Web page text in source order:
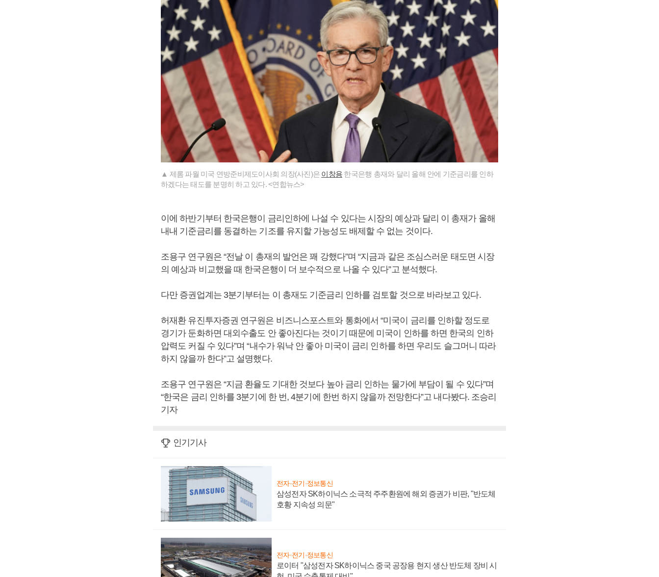
▲ 제롬 파월 미국 연방준비제도이사회 의장(사진)은 이창용 한국은행 총재와 달리 올해 안에 기준금리를 인하
하겠다는 태도를 분명히 하고 있다. <연합뉴스>
이에 하반기부터 한국은행이 금리인하에 나설 수 있다는 시장의 예상과 달리 이 총재가 올해
내내 기준금리를 동결하는 기조를 유지할 가능성도 배제할 수 없는 것이다.
조용구 연구원은 “전날 이 총재의 발언은 꽤 강했다”며 “지금과 같은 조심스러운 태도면 시장
의 예상과 비교했을 때 한국은행이 더 보수적으로 나올 수 있다”고 분석했다.
다만 증권업계는 3분기부터는 이 총재도 기준금리 인하를 검토할 것으로 바라보고 있다.
허재환 유진투자증권 연구원은 비즈니스포스트와 통화에서 “미국이 금리를 인하할 정도로
경기가 둔화하면 대외수출도 안 좋아진다는 것이기 때문에 미국이 인하를 하면 한국의 인하
압력도 커질 수 있다”며 “내수가 워낙 안 좋아 미국이 금리 인하를 하면 우리도 슬그머니 따라
하지 않을까 한다”고 설명했다.
조용구 연구원은 “지금 환율도 기대한 것보다 높아 금리 인하는 물가에 부담이 될 수 있다”며
“한국은 금리 인하를 3분기에 한 번, 4분기에 한번 하지 않을까 전망한다”고 내다봤다. 조승리
기자
인기기사
전자·전기·정보통신
삼성전자 SK하이닉스 소극적 주주환원에 해외 증권가 비판, "반도체
호황 지속성 의문"
전자·전기·정보통신
로이터 "삼성전자 SK하이닉스 중국 공장용 현지 생산 반도체 장비 시